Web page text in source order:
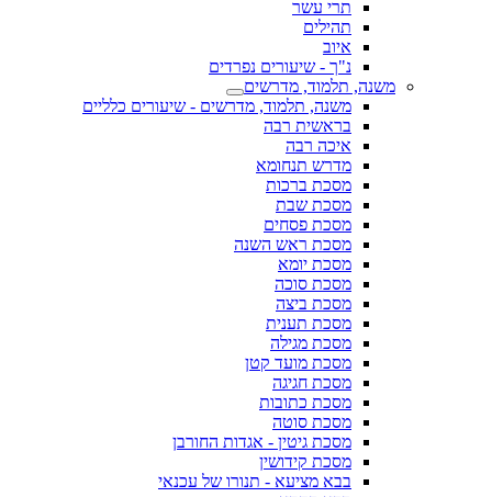
תרי עשר
תהילים
איוב
נ"ך - שיעורים נפרדים
משנה, תלמוד, מדרשים
משנה, תלמוד, מדרשים - שיעורים כלליים
בראשית רבה
איכה רבה
מדרש תנחומא
מסכת ברכות
מסכת שבת
מסכת פסחים
מסכת ראש השנה
מסכת יומא
מסכת סוכה
מסכת ביצה
מסכת תענית
מסכת מגילה
מסכת מועד קטן
מסכת חגיגה
מסכת כתובות
מסכת סוטה
מסכת גיטין - אגדות החורבן
מסכת קידושין
בבא מציעא - תנורו של עכנאי